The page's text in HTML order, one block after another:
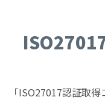
「ISO27017認証取